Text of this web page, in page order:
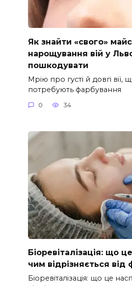
Як знайти «свого»
нарощування вій у
пошкодувати
Мрію про густі й довгі вії,
потребують фарбування
0 34
Біоревіталізація: що
чим відрізняється від
Біоревіталізація: що це